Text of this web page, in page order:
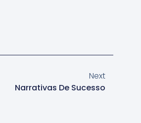
Next
Narrativas De Sucesso